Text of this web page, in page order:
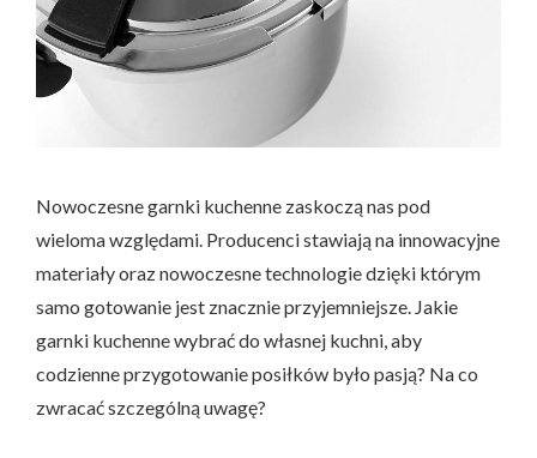
Nowoczesne garnki kuchenne zaskoczą nas pod
wieloma względami. Producenci stawiają na innowacyjne
materiały oraz nowoczesne technologie dzięki którym
samo gotowanie jest znacznie przyjemniejsze. Jakie
garnki kuchenne wybrać do własnej kuchni, aby
codzienne przygotowanie posiłków było pasją? Na co
zwracać szczególną uwagę?